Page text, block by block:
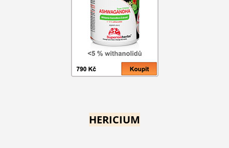
HERICIUM